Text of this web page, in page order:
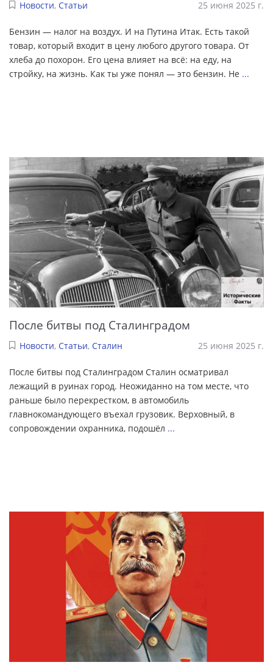
Новости, Статьи 25 июня 2025 г.
Бензин — налог на воздух. И на Путина Итак. Есть такой
товар, который входит в цену любого другого товара. От
хлеба до похорон. Его цена влияет на всё: на еду, на
стройку, на жизнь. Как ты уже понял — это бензин. Не ...
После битвы под Сталинградом
Новости, Статьи, Сталин 25 июня 2025 г.
После битвы под Сталинградом Сталин осматривал
лежащий в руинах город. Неожиданно на том месте, что
раньше было перекрестком, в автомобиль
главнокомандующего въехал грузовик. Верховный, в
сопровождении охранника, подошёл ...